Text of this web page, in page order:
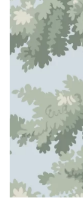
CONTACTO